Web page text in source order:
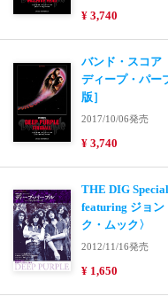
¥ 3,740
バンド・スコア
ディープ・パー
版］
2017/10/06発売
¥ 3,740
THE DIG
featuring ジョン
ク・ムック〉
2012/11/16発売
¥ 1,650